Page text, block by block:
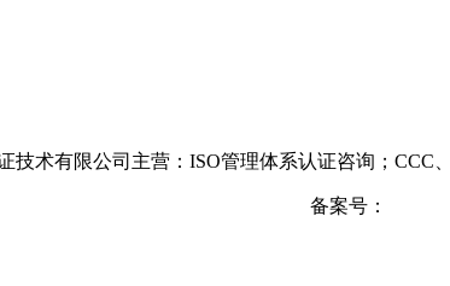
技术有限公司主营：ISO管理体系认证咨询；
备案号：